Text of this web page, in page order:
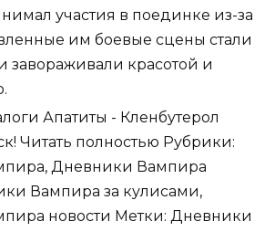
участия в поединке из-за
им боевые сцены стали
завораживали красотой и
Апатиты - Кленбутерол
Читать полностью Рубрики:
Дневники Вампира
Вампира за кулисами,
новости Метки: Дневники